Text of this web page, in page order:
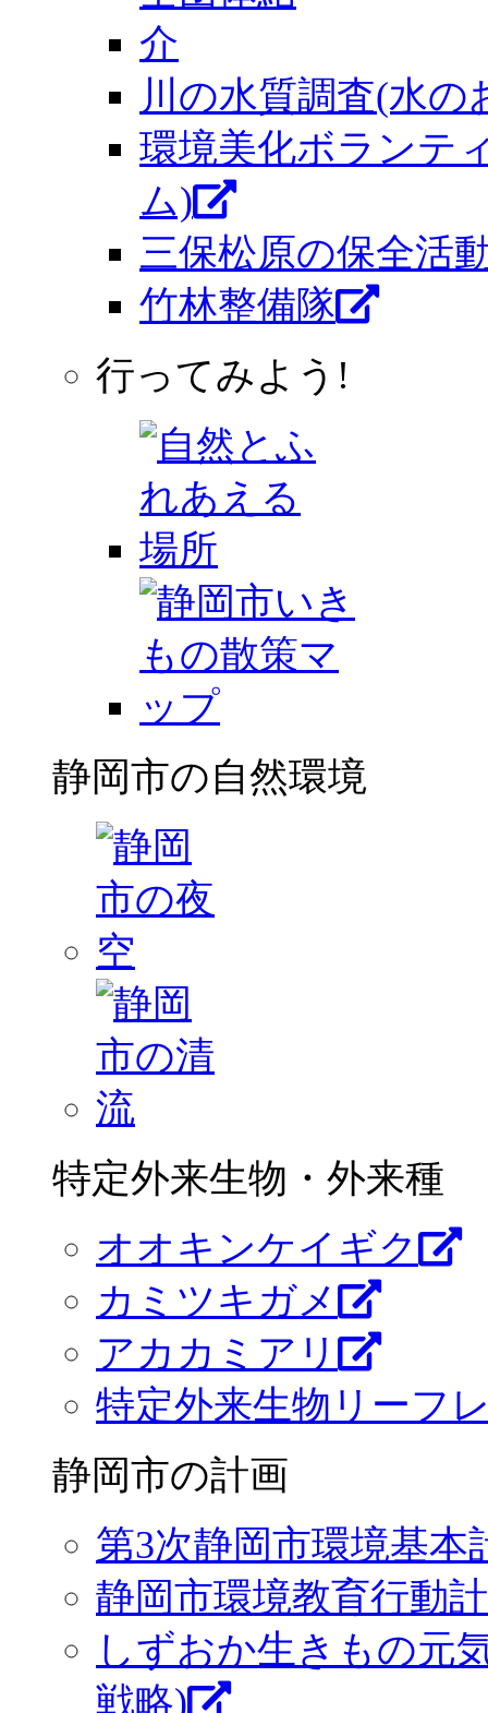
川の水質調査(水の
環境美化ボランテ
ム)
三保松原の保全活
竹林整備隊
行ってみよう!
静岡市の自然環境
特定外来生物・外来種
オオキンケイギク
カミツキガメ
アカカミアリ
特定外来生物リーフ
静岡市の計画
第3次静岡市環境基本
静岡市環境教育行動
しずおか生きもの元
戦略)